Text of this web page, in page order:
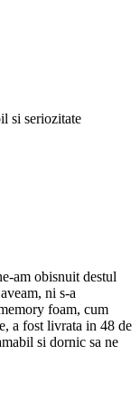
si seriozitate
am obisnuit destul
ni s-a
foam, cum
a fost livrata in 48 de
si dornic sa ne